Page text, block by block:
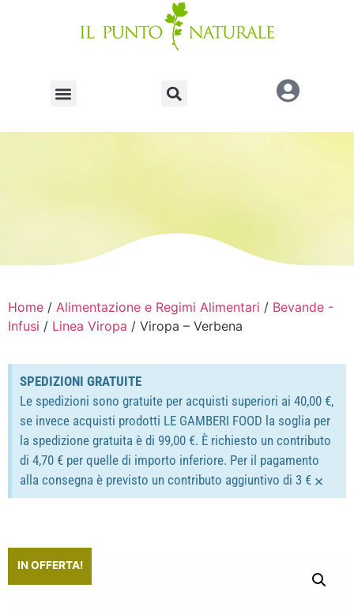
Home / Alimentazione e Regimi Alimentari / Bevande -
Infusi / Linea Viropa / Viropa – Verbena
SPEDIZIONI GRATUITE
Le spedizioni sono gratuite per acquisti superiori ai 40,00 €,
se invece acquisti prodotti LE GAMBERI FOOD la soglia per
la spedizione gratuita è di 99,00 €. È richiesto un contributo
di 4,70 € per quelle di importo inferiore. Per il pagamento
alla consegna è previsto un contributo aggiuntivo di 3 € ×
IN OFFERTA!